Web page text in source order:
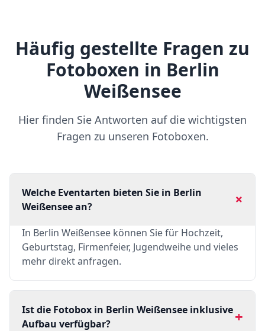
Häufig gestellte Fragen zu
Fotoboxen in Berlin
Weißensee
Hier finden Sie Antworten auf die wichtigsten
Fragen zu unseren Fotoboxen.
Welche Eventarten bieten Sie in Berlin
Weißensee an?
+
In Berlin Weißensee können Sie für Hochzeit,
Geburtstag, Firmenfeier, Jugendweihe und vieles
mehr direkt anfragen.
Ist die Fotobox in Berlin Weißensee inklusive
Aufbau verfügbar?
+